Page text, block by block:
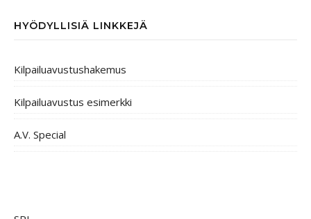
HYÖDYLLISIÄ LINKKEJÄ
Kilpailuavustushakemus
Kilpailuavustus esimerkki
A.V. Special